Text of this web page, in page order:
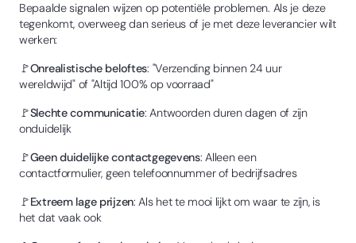
Bepaalde signalen wijzen op potentiële problemen. Als je deze
tegenkomt, overweeg dan serieus of je met deze leverancier wilt
werken:
🚩Onrealistische beloftes: "Verzending binnen 24 uur
wereldwijd" of "Altijd 100% op voorraad"
🚩Slechte communicatie: Antwoorden duren dagen of zijn
onduidelijk
🚩Geen duidelijke contactgegevens: Alleen een
contactformulier, geen telefoonnummer of bedrijfsadres
🚩Extreem lage prijzen: Als het te mooi lijkt om waar te zijn, is
het dat vaak ook